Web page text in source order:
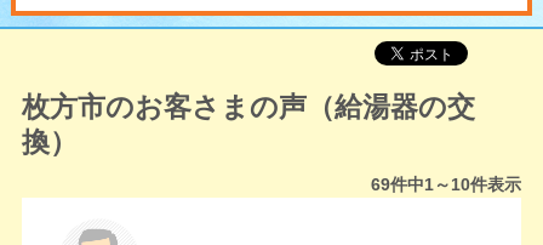
枚方市のお客さまの声（給湯器の交
換）
69件中1～10件表示